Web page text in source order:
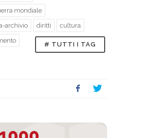
mondiale
archivio diritti cultura
# TUTTI I TAG